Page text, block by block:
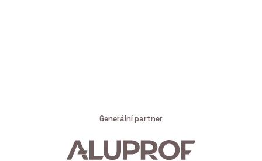
Generální partner